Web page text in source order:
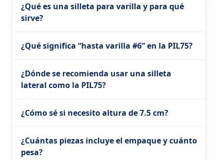
¿Qué es una silleta para varilla y para qué
sirve?
¿Qué significa “hasta varilla #6” en la PIL75?
¿Dónde se recomienda usar una silleta
lateral como la PIL75?
¿Cómo sé si necesito altura de 7.5 cm?
¿Cuántas piezas incluye el empaque y cuánto
pesa?